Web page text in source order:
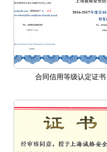
合同信用等级认定证书